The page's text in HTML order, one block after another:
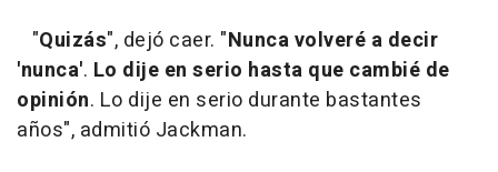
"Quizás", dejó caer. "Nunca volveré a decir
'nunca'. Lo dije en serio hasta que cambié de
opinión. Lo dije en serio durante bastantes
años", admitió Jackman.